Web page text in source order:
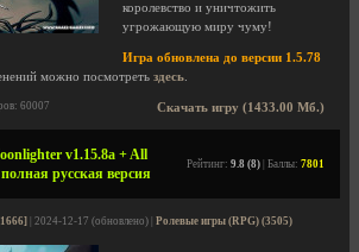
королевство и уничтожить
угрожающую миру чуму!
Игра обновлена до версии 1.5.78
можно посмотреть здесь
Скачать игру (1433.00 Мб.)
60007
v1.15.8a + All
русская версия
Рейтинг: 9.8 (8) | Баллы: 7801
| 2024-12-17 (обновлено) | Ролевые игры (RPG) (3505)